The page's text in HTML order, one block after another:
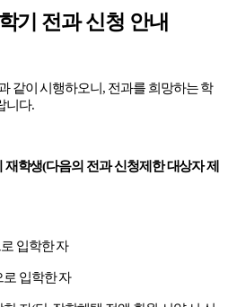
기 전과 신청 안내
같이 시행하오니 , 전과를 희망하는 학
니다.
재학생(다음의 전과 신청제한 대상자 제
입학한 자
입학한 자